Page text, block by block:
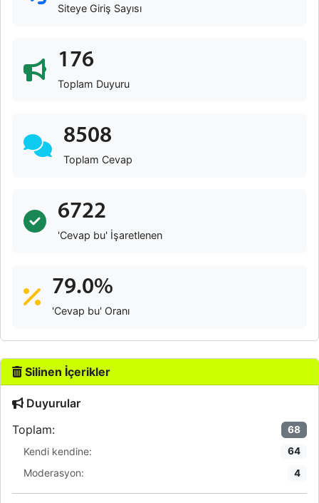
Siteye Giriş Sayısı
176
Toplam Duyuru
8508
Toplam Cevap
6722
'Cevap bu' İşaretlenen
79.0%
'Cevap bu' Oranı
Silinen İçerikler
Duyurular
Toplam:
68
Kendi kendine: 64
Moderasyon: 4